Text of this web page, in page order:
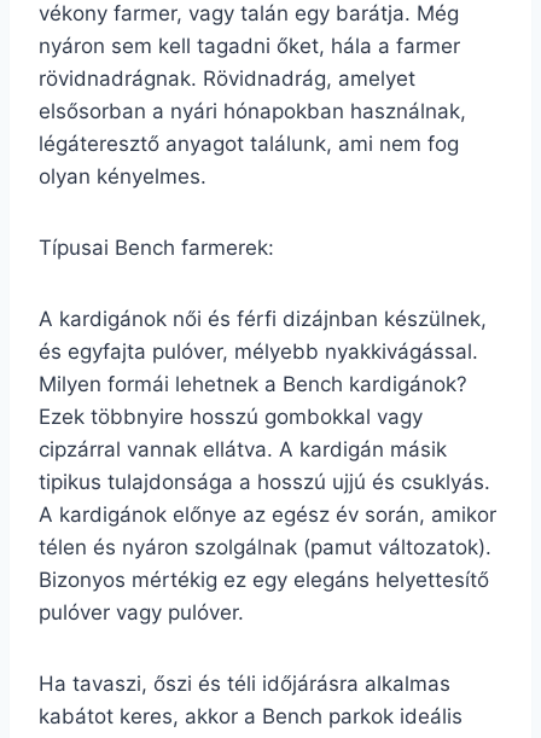
vékony farmer, vagy talán egy barátja. Még
nyáron sem kell tagadni őket, hála a farmer
rövidnadrágnak. Rövidnadrág, amelyet
elsősorban a nyári hónapokban használnak,
légáteresztő anyagot találunk, ami nem fog
olyan kényelmes.
Típusai Bench farmerek:
A kardigánok női és férfi dizájnban készülnek,
és egyfajta pulóver, mélyebb nyakkivágással.
Milyen formái lehetnek a Bench kardigánok?
Ezek többnyire hosszú gombokkal vagy
cipzárral vannak ellátva. A kardigán másik
tipikus tulajdonsága a hosszú ujjú és csuklyás.
A kardigánok előnye az egész év során, amikor
télen és nyáron szolgálnak (pamut változatok).
Bizonyos mértékig ez egy elegáns helyettesítő
pulóver vagy pulóver.
Ha tavaszi, őszi és téli időjárásra alkalmas
kabátot keres, akkor a Bench parkok ideális